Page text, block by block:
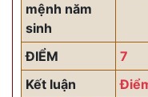
mệnh năm
sinh
ĐIỂM
7
Kết luận